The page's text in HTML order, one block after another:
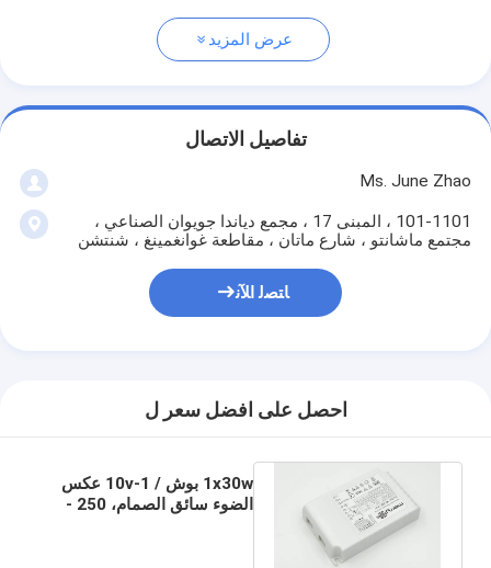
عرض المزيد
تفاصيل الاتصال
Ms. June Zhao
101-1101 ، المبنى 17 ، مجمع دياندا جويوان الصناعي ،
مجتمع ماشانتو ، شارع ماتان ، مقاطعة غوانغمينغ ، شنتشن
ﺎﺘﺼﻟ ﺍﻶﻧ
احصل على افضل سعر ل
1x30w بوش / 1-10v عكس
الضوء سائق الصمام، 250 -